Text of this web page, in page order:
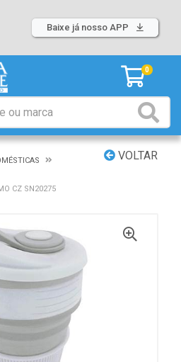
Baixe já nosso APP
0
VOLTAR
CZ SN20275